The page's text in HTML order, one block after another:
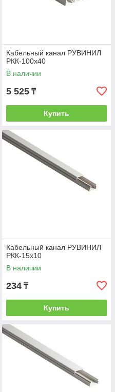
Кабельный канал РУВИНИЛ
РКК-100х40
В наличии
5 525 ₸
Купить
Кабельный канал РУВИНИЛ
РКК-15х10
В наличии
234 ₸
Купить